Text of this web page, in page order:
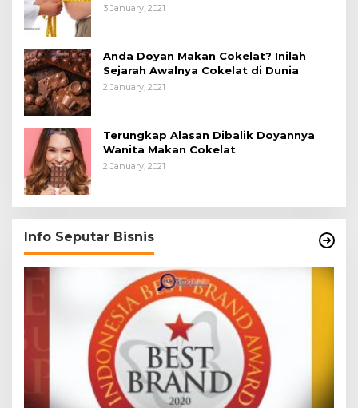
3 January, 2021
Anda Doyan Makan Cokelat? Inilah
Sejarah Awalnya Cokelat di Dunia
2 January, 2021
Terungkap Alasan Dibalik Doyannya
Wanita Makan Cokelat
2 January, 2021
Info Seputar Bisnis